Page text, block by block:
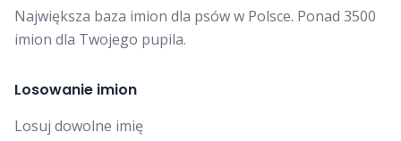
Największa baza imion dla psów w Polsce. Ponad 3500
imion dla Twojego pupila.
Losowanie imion
Losuj dowolne imię